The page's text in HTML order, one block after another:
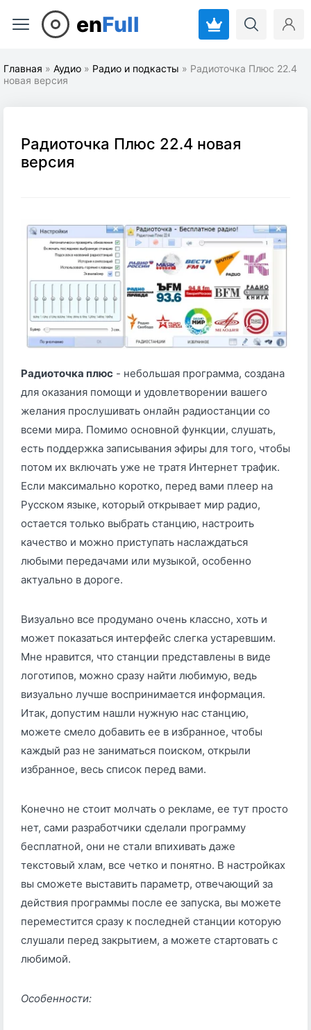
enFull
Главная » Аудио » Радио и подкасты » Радиоточка Плюс 22.4
новая версия
Радиоточка Плюс 22.4 новая
версия
Радиоточка плюс - небольшая программа, создана
для оказания помощи и удовлетворении вашего
желания прослушивать онлайн радиостанции со
всеми мира. Помимо основной функции, слушать,
есть поддержка записывания эфиры для того, чтобы
потом их включать уже не тратя Интернет трафик.
Если максимально коротко, перед вами плеер на
Русском языке, который открывает мир радио,
остается только выбрать станцию, настроить
качество и можно приступать наслаждаться
любыми передачами или музыкой, особенно
актуально в дороге.
Визуально все продумано очень классно, хоть и
может показаться интерфейс слегка устаревшим.
Мне нравится, что станции представлены в виде
логотипов, можно сразу найти любимую, ведь
визуально лучше воспринимается информация.
Итак, допустим нашли нужную нас станцию,
можете смело добавить ее в избранное, чтобы
каждый раз не заниматься поиском, открыли
избранное, весь список перед вами.
Конечно не стоит молчать о рекламе, ее тут просто
нет, сами разработчики сделали программу
бесплатной, они не стали впихивать даже
текстовый хлам, все четко и понятно. В настройках
вы сможете выставить параметр, отвечающий за
действия программы после ее запуска, вы можете
переместится сразу к последней станции которую
слушали перед закрытием, а можете стартовать с
любимой.
Особенности: